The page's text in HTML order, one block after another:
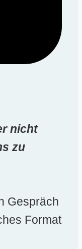
nicht
zu
Gespräch
Format